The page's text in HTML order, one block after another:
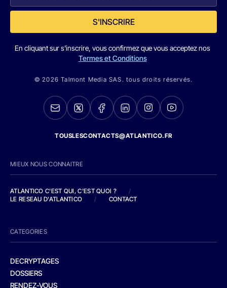
S'INSCRIRE
En cliquant sur s'inscrire, vous confirmez que vous acceptez nos
Termes et Conditions
© 2026 Talmont Media SAS. tous droits réservés.
TOUSLESCONTACTS@ATLANTICO.FR
MIEUX NOUS CONNAITRE
ATLANTICO C'EST QUI, C'EST QUOI ?
/
LE RESEAU D'ATLANTICO
/ CONTACT
CATEGORIES
DECRYPTAGES
DOSSIERS
RENDEZ-VOUS